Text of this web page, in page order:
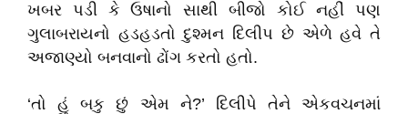
ખબર પડી કે ઉષાનો સાથી બીજો કોઈ નહીં પણ
ગુલાબરાયનો હડહડતો દુશ્મન દિલીપ છે એળે હવે તે
અજાણ્યો બનવાનો ઢોંગ કરતો હતો.
‘તો હું બકુ છું એમ ને?’ દિલીપે તેને એકવચનમાં